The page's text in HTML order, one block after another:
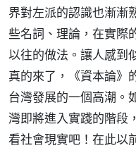
界對左派的認識也漸漸
些名詞、理論，在實際
以往的做法。讓人感到
真的來了，《資本論》
台灣發展的一個高潮
灣即將進入實踐的階段
看社會現實吧！在此以